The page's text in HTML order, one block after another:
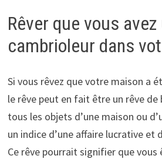
Rêver que vous avez
cambrioleur dans
Si vous rêvez que votre maison a
le rêve peut en fait être un rêve de
tous les objets d’une maison ou
un indice d’une affaire lucrative et
Ce rêve pourrait signifier que